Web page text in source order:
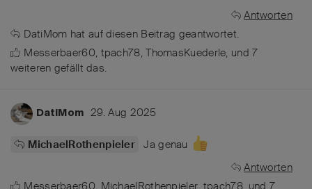
Antworten
DatiMom hat auf diesen Beitrag geantwortet.
Messerbaer60, tpach78,ThomasKuederle, und7
weiteren gefällt das.
DatiMom 29. Aug 2025
MichaelRothenpieler Ja genau
Antworten